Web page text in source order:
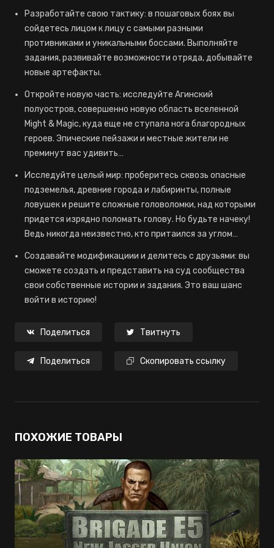
Разработайте свою тактику: в пошаговых боях вы
сойдетесь лицом к лицу с самыми разными
противниками и уникальными боссами. Выполняйте
задания, развивайте возможности отряда, добывайте
новые артефакты.
Откройте новую часть: исследуйте Агинский
полуостров, совершенно новую область вселенной
Might & Magic, куда еще не ступала нога благородных
героев. Эпические пейзажи и местные жители не
преминут вас удивить…
Исследуйте целый мир: проберитесь сквозь опасные
подземелья, древние города и лабиринты, полные
ловушек и решите сложные головоломки, над которыми
придется изрядно поломать голову. Но будьте начеку!
Ведь никогда неизвестно, кто притаился за углом…
Создавайте модификациии и делитесь с друзьями: вы
сможете создать и представить на суд сообщества
свои собственные истории и задания. Это ваш шанс
войти в историю!
Поделиться Твитнуть
Поделиться Скопировать ссылку
ПОХОЖИЕ ТОВАРЫ